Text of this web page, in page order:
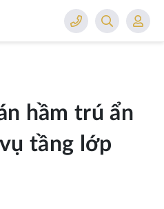
hầm trú ẩn
tầng lớp